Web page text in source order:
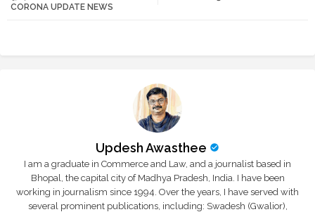
CORONA UPDATE NEWS
Updesh Awasthee
I am a graduate in Commerce and Law, and a journalist based in
Bhopal, the capital city of Madhya Pradesh, India. I have been
working in journalism since 1994. Over the years, I have served with
several prominent publications, including: Swadesh (Gwalior),